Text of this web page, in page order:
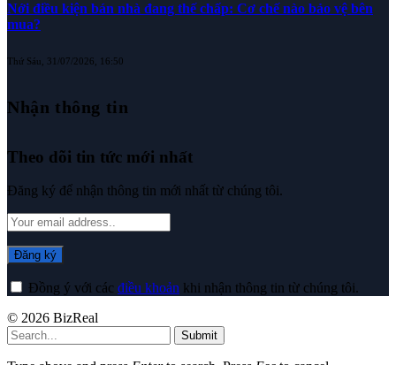
Nới điều kiện bán nhà đang thế chấp: Cơ chế nào bảo vệ bên
mua?
Thứ Sáu, 31/07/2026, 16:50
Nhận thông tin
Theo dõi tin tức mới nhất
Đăng ký để nhận thông tin mới nhất từ chúng tôi.
Đồng ý với các điều khoản khi nhận thông tin từ chúng tôi.
© 2026 BizReal
Submit